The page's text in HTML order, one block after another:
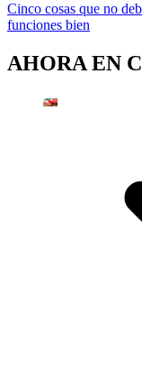
Cinco cosas que no
funciones bien
AHORA EN